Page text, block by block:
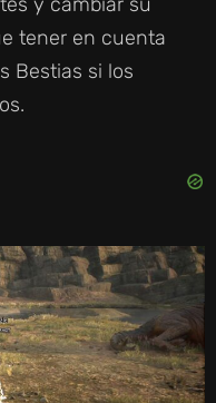
tener en cuenta
Bestias si los